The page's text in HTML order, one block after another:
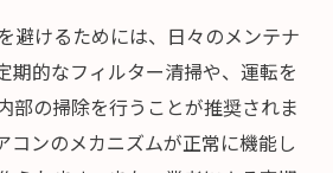
避けるためには、日々のメンテナ
期的なフィルター清掃や、運転を
部の掃除を行うことが推奨されま
コンのメカニズムが正常に機能し